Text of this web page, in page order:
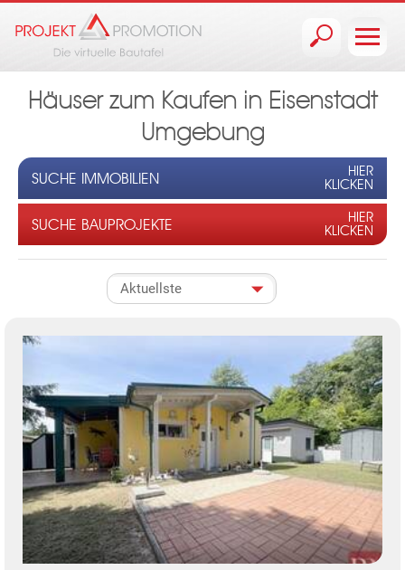
Häuser zum Kaufen in Eisenstadt
Umgebung
SUCHE IMMOBILIEN
HIER
KLICKEN
SUCHE BAUPROJEKTE
HIER
KLICKEN